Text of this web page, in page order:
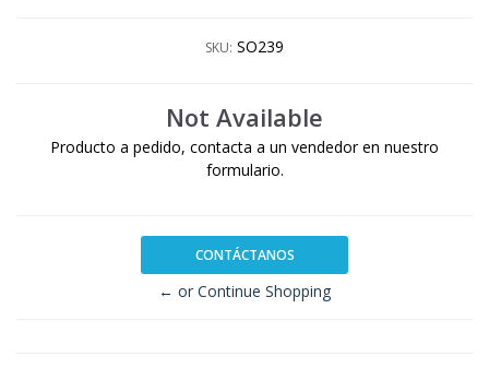
SKU: SO239
Not Available
Producto a pedido, contacta a un vendedor en nuestro
formulario.
CONTÁCTANOS
← or Continue Shopping